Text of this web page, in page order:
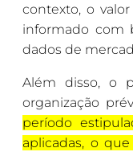
contexto, o
informado com
dados de
Além disso, o
organização
período
aplicadas, o